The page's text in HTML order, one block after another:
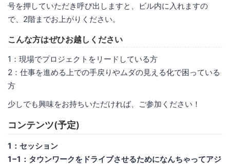
号を押していただき呼び出しますと、ビル内に入れますの
で、2階までお上がりください。
こんな方はぜひお越しください
1：現場でプロジェクトをリードしている方
2：仕事を進める上での手戻りやムダの見える化で困っている
方
少しでも興味をお持ちいただければ、ご参加ください！
コンテンツ(予定)
1：セッション
1−1：タウンワークをドライブさせるためになんちゃってアジ